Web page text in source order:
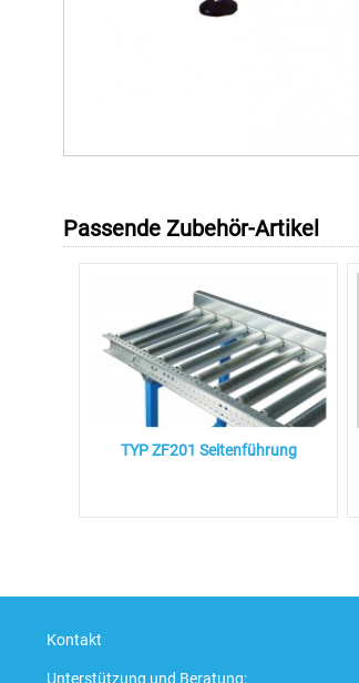
Passende Zubehör-Artikel
TYP ZF201 Seitenführung
Kontakt
Unterstützung und Beratung: